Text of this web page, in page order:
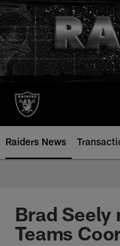
Skip
to
main
content
Raiders News
Brad Seely
Teams